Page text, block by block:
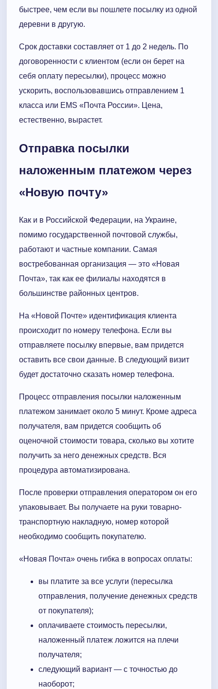
быстрее, чем если вы пошлете посылку из одной
деревни в другую.
Срок доставки составляет от 1 до 2 недель. По
договоренности с клиентом (если он берет на
себя оплату пересылки), процесс можно
ускорить, воспользовавшись отправлением 1
класса или EMS «Почта России». Цена,
естественно, вырастет.
Отправка посылки
наложенным платежом через
«Новую почту»
Как и в Российской Федерации, на Украине,
помимо государственной почтовой службы,
работают и частные компании. Самая
востребованная организация — это «Новая
Почта», так как ее филиалы находятся в
большинстве районных центров.
На «Новой Почте» идентификация клиента
происходит по номеру телефона. Если вы
отправляете посылку впервые, вам придется
оставить все свои данные. В следующий визит
будет достаточно сказать номер телефона.
Процесс отправления посылки наложенным
платежом занимает около 5 минут. Кроме адреса
получателя, вам придется сообщить об
оценочной стоимости товара, сколько вы хотите
получить за него денежных средств. Вся
процедура автоматизирована.
После проверки отправления оператором он его
упаковывает. Вы получаете на руки товарно-
транспортную накладную, номер которой
необходимо сообщить покупателю.
«Новая Почта» очень гибка в вопросах оплаты:
вы платите за все услуги (пересылка
отправления, получение денежных средств
от покупателя);
оплачиваете стоимость пересылки,
наложенный платеж ложится на плечи
получателя;
следующий вариант — с точностью до
наоборот;